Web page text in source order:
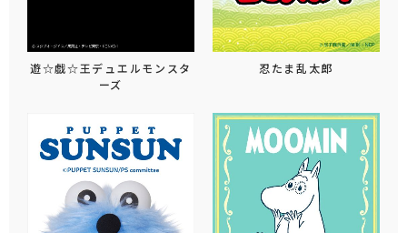
遊☆戯☆王デュエルモンスタ
ーズ
忍たま乱太郎